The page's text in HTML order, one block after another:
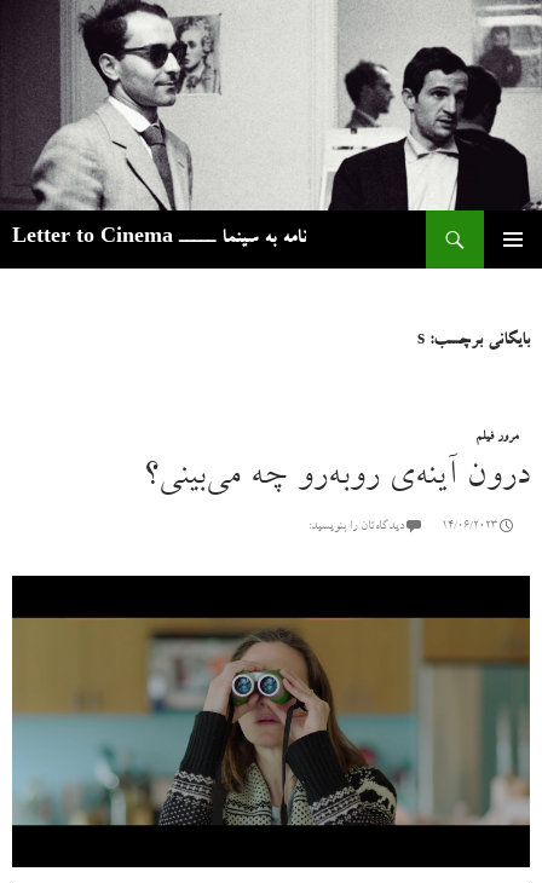
نامه به سینما ـــــ Letter to Cinema
بایگانی برچسب: s
مرور فیلم
درون آینه‌ی روبه‌رو چه می‌بینی؟
14/06/2023 دیدگاه‌تان را بنویسید: